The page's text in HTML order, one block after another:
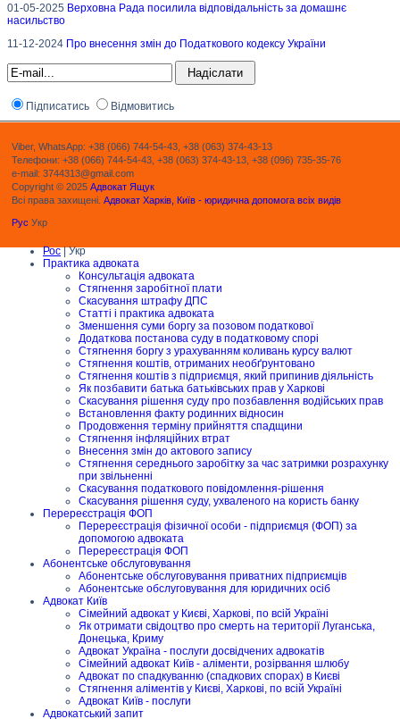
01-05-2025 Верховна Рада посилила відповідальність за домашнє
насильство
11-12-2024 Про внесення змін до Податкового кодексу України
Підписатись Відмовитись
Viber, WhatsApp: +38 (066) 744-54-43, +38 (063) 374-43-13
Телефони: +38 (066) 744-54-43, +38 (063) 374-43-13, +38 (096) 735-35-76
e-mail: 3744313@gmail.com
Copyright © 2025 Адвокат Ящук
Всі права захищені. Адвокат Харків, Київ - юридична допомога всіх видів
Рус Укр
Рос| Укр
Практика адвоката
Консультація адвоката
Стягнення заробітної плати
Скасування штрафу ДПС
Статті і практика адвоката
Зменшення суми боргу за позовом податкової
Додаткова постанова суду в податковому спорі
Стягнення боргу з урахуванням коливань курсу валют
Стягнення коштів, отриманих необґрунтовано
Стягнення коштів з підприємця, який припинив діяльність
Як позбавити батька батьківських прав у Харкові
Скасування рішення суду про позбавлення водійських прав
Встановлення факту родинних відносин
Продовження терміну прийняття спадщини
Стягнення інфляційних втрат
Внесення змін до актового запису
Стягнення середнього заробітку за час затримки розрахунку
при звільненні
Скасування податкового повідомлення-рішення
Скасування рішення суду, ухваленого на користь банку
Перереєстрація ФОП
Перереєстрація фізичної особи - підприємця (ФОП) за
допомогою адвоката
Перереєстрація ФОП
Абонентське обслуговування
Абонентське обслуговування приватних підприємців
Абонентське обслуговування для юридичних осіб
Адвокат Київ
Сімейний адвокат у Києві, Харкові, по всій Україні
Як отримати свідоцтво про смерть на території Луганська,
Донецька, Криму
Адвокат Україна - послуги досвідчених адвокатів
Сімейний адвокат Київ - аліменти, розірвання шлюбу
Адвокат по спадкуванню (спадкових спорах) в Києві
Стягнення аліментів у Києві, Харкові, по всій Україні
Адвокат Київ - послуги
Адвокатський запит